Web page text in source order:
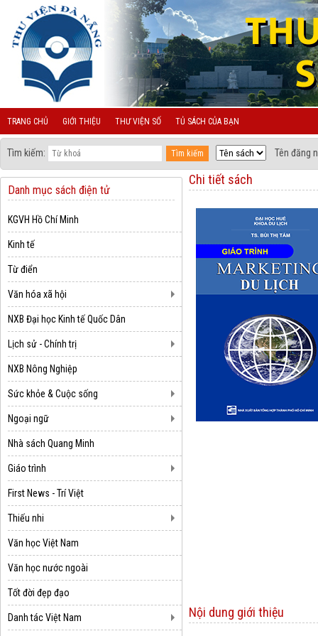
TRANG CHỦ GIỚI THIỆU THƯ VIỆN SỐ TỦ SÁCH CỦA BẠN
Tìm kiếm: Tên đăng
Danh mục sách điện tử
KGVH Hồ Chí Minh
Kinh tế
Từ điển
Văn hóa xã hội
NXB Đại học Kinh tế Quốc Dân
Lịch sử - Chính trị
NXB Nông Nghiệp
Sức khỏe & Cuộc sống
Ngoại ngữ
Nhà sách Quang Minh
Giáo trình
First News - Trí Việt
Thiếu nhi
Văn học Việt Nam
Văn học nước ngoài
Tốt đời đẹp đạo
Danh tác Việt Nam
Chi tiết sách
Nội dung giới thiệu